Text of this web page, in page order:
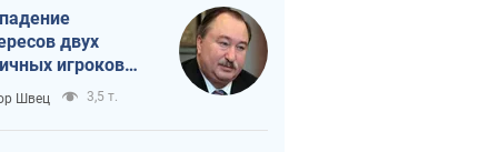
двух
игроков
тайный план
и Путина?
Швец 3,5 т.